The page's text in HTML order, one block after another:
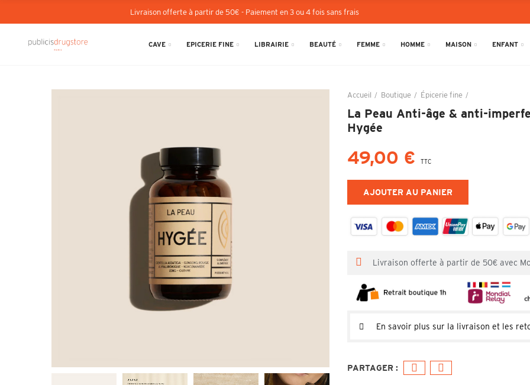
Livraison offerte à partir de 50€ - Paiement en 3 ou 4 fois sans frais
CAVE EPICERIE FINE LIBRAIRIE BEAUTÉ FEMME HOMME MAISON ENFANT
Accueil Boutique Épicerie fine
La Peau Anti-âge & anti-
Hygée
49,00 € TTC
AJOUTER AU PANIER
Livraison offerte à partir de 50€ avec
En savoir plus sur la livraison et les